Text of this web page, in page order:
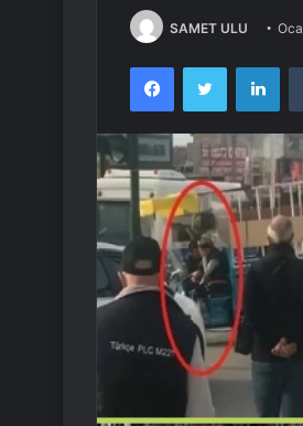
SAMET ULU
FacebookTwitter